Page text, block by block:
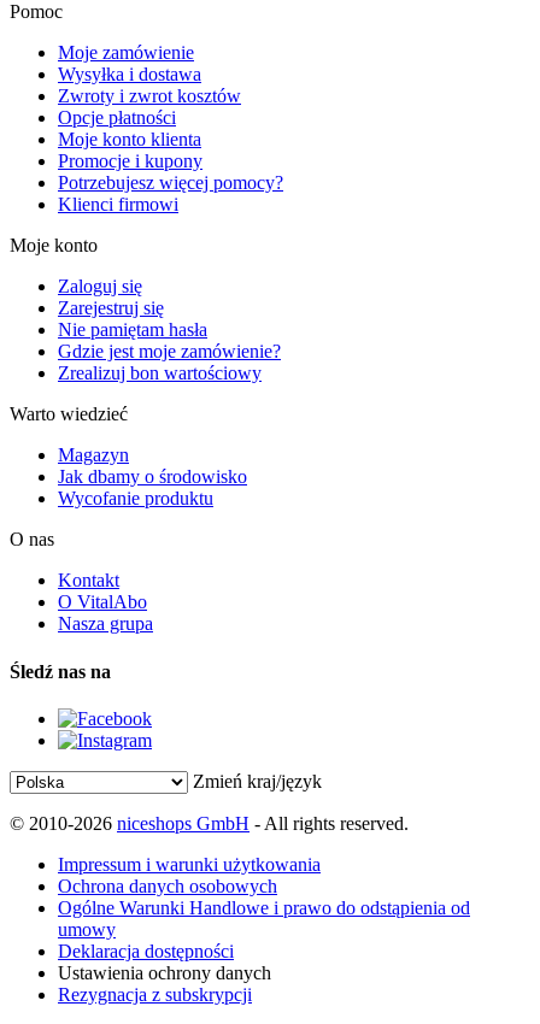
Pomoc
Moje zamówienie
Wysyłka i dostawa
Zwroty i zwrot kosztów
Opcje płatności
Moje konto klienta
Promocje i kupony
Potrzebujesz więcej pomocy?
Klienci firmowi
Moje konto
Zaloguj się
Zarejestruj się
Nie pamiętam hasła
Gdzie jest moje zamówienie?
Zrealizuj bon wartościowy
Warto wiedzieć
Magazyn
Jak dbamy o środowisko
Wycofanie produktu
O nas
Kontakt
O VitalAbo
Nasza grupa
Śledź nas na
Zmień kraj/język
© 2010-2026 niceshops GmbH - All rights reserved.
Impressum i warunki użytkowania
Ochrona danych osobowych
Ogólne Warunki Handlowe i prawo do odstąpienia od
umowy
Deklaracja dostępności
Ustawienia ochrony danych
Rezygnacja z subskrypcji